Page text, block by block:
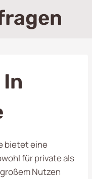
bietet eine
für private als
Nutzen